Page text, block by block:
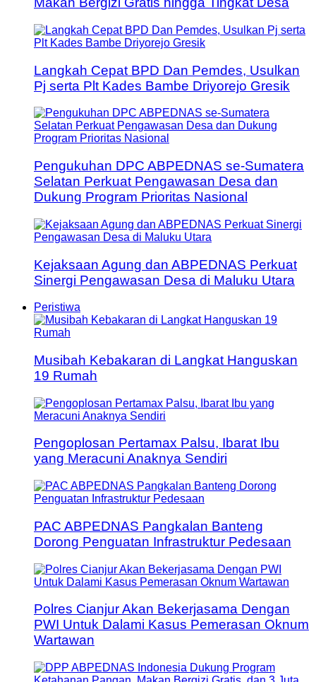
Langkah Cepat BPD Dan Pemdes, Usulkan
Pj serta Plt Kades Bambe Driyorejo Gresik
Pengukuhan DPC ABPEDNAS se-Sumatera
Selatan Perkuat Pengawasan Desa dan
Dukung Program Prioritas Nasional
Kejaksaan Agung dan ABPEDNAS Perkuat
Sinergi Pengawasan Desa di Maluku Utara
Peristiwa
Musibah Kebakaran di Langkat Hanguskan
19 Rumah
Pengoplosan Pertamax Palsu, Ibarat Ibu
yang Meracuni Anaknya Sendiri
PAC ABPEDNAS Pangkalan Banteng
Dorong Penguatan Infrastruktur Pedesaan
Polres Cianjur Akan Bekerjasama Dengan
PWI Untuk Dalami Kasus Pemerasan Oknum
Wartawan